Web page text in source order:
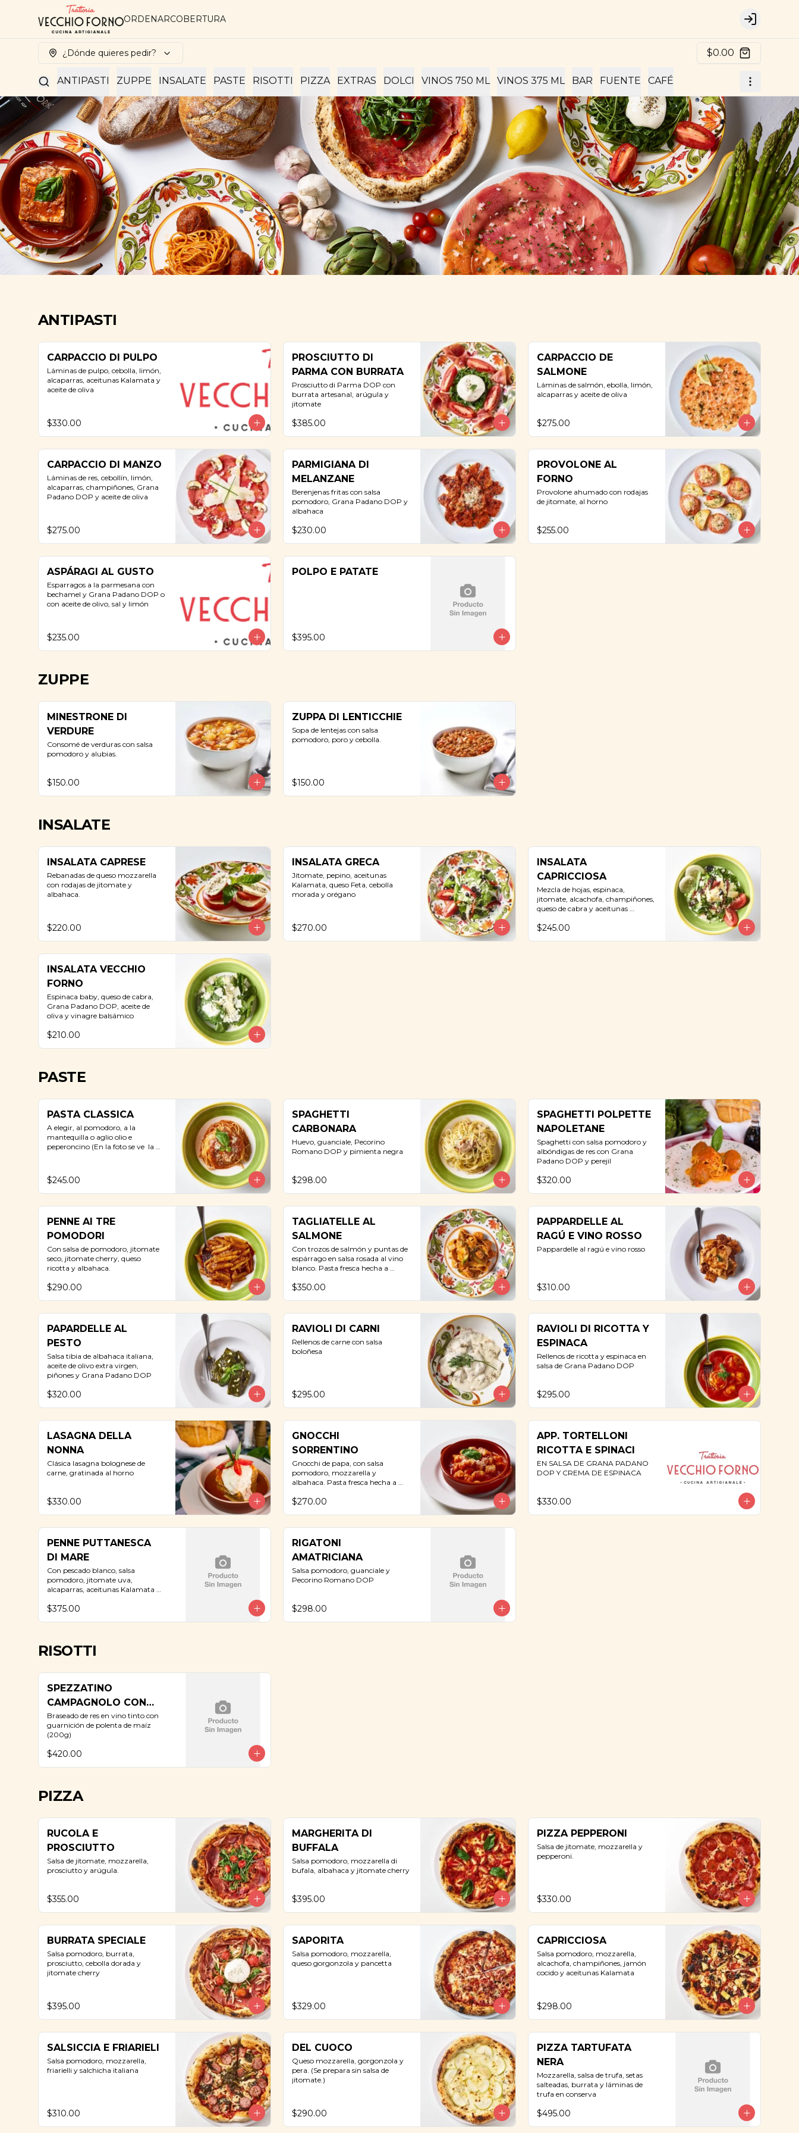
ORDENARCOBERTURA Login
¿Dónde quieres pedir? $0.00
ANTIPASTI ZUPPE INSALATE PASTE RISOTTI PIZZA EXTRAS DOLCI VINOS 750 ML VINOS 375 ML BAR FUENTE CAFÉ
ANTIPASTI
CARPACCIO DI PULPO
Láminas de pulpo, cebolla, limón,
alcaparras, aceitunas Kalamata y
aceite de oliva
$330.00
PROSCIUTTO DI
PARMA CON BURRATA
Prosciutto di Parma DOP con
burrata artesanal, arúgula y
jitomate
$385.00
CARPACCIO DE
SALMONE
Láminas de salmón, ebolla, limón,
alcaparras y aceite de oliva
$275.00
CARPACCIO DI MANZO
Láminas de res, cebollín, limón,
alcaparras, champiñones, Grana
Padano DOP y aceite de oliva
$275.00
PARMIGIANA DI
MELANZANE
Berenjenas fritas con salsa
pomodoro, Grana Padano DOP y
albahaca
$230.00
PROVOLONE AL
FORNO
Provolone ahumado con rodajas
de jitomate, al horno
$255.00
ASPÁRAGI AL GUSTO
Esparragos a la parmesana con
bechamel y Grana Padano DOP o
con aceite de olivo, sal y limón
$235.00
POLPO E PATATE
$395.00
ZUPPE
MINESTRONE DI
VERDURE
Consomé de verduras con salsa
pomodoro y alubias.
$150.00
ZUPPA DI LENTICCHIE
Sopa de lentejas con salsa
pomodoro, poro y cebolla.
$150.00
INSALATE
INSALATA CAPRESE
Rebanadas de queso mozzarella
con rodajas de jitomate y
albahaca.
$220.00
INSALATA GRECA
Jitomate, pepino, aceitunas
Kalamata, queso Feta, cebolla
morada y orégano
$270.00
INSALATA
CAPRICCIOSA
Mezcla de hojas, espinaca,
jitomate, alcachofa, champiñones,
queso de cabra y aceitunas
$245.00
INSALATA VECCHIO
FORNO
Espinaca baby, queso de cabra,
Grana Padano DOP, aceite de
oliva y vinagre balsámico
$210.00
PASTE
PASTA CLASSICA
A elegir, al pomodoro, a la
mantequilla o aglio olio e
peperoncino (En la foto se ve  la
$245.00
SPAGHETTI
CARBONARA
Huevo, guanciale, Pecorino
Romano DOP y pimienta negra
$298.00
SPAGHETTI POLPETTE
NAPOLETANE
Spaghetti con salsa pomodoro y
albóndigas de res con Grana
Padano DOP y perejil
$320.00
PENNE AI TRE
POMODORI
Con salsa de pomodoro, jitomate
seco, jitomate cherry, queso
ricotta y albahaca.
$290.00
TAGLIATELLE AL
SALMONE
Con trozos de salmón y puntas de
espárrago en salsa rosada al vino
blanco. Pasta fresca hecha a
$350.00
PAPPARDELLE AL
RAGÚ E VINO ROSSO
Pappardelle al ragú e vino rosso
$310.00
PAPARDELLE AL
PESTO
Salsa tibia de albahaca italiana,
aceite de olivo extra virgen,
piñones y Grana Padano DOP
$320.00
RAVIOLI DI CARNI
Rellenos de carne con salsa
boloñesa
$295.00
RAVIOLI DI RICOTTA Y
ESPINACA
Rellenos de ricotta y espinaca en
salsa de Grana Padano DOP
$295.00
LASAGNA DELLA
NONNA
Clásica lasagna bolognese de
carne, gratinada al horno
$330.00
GNOCCHI
SORRENTINO
Gnocchi de papa, con salsa
pomodoro, mozzarella y
albahaca. Pasta fresca hecha a
$270.00
APP. TORTELLONI
RICOTTA E SPINACI
EN SALSA DE GRANA PADANO
DOP Y CREMA DE ESPINACA
$330.00
PENNE PUTTANESCA
DI MARE
Con pescado blanco, salsa
pomodoro, jitomate uva,
alcaparras, aceitunas Kalamata y
$375.00
RIGATONI
AMATRICIANA
Salsa pomodoro, guanciale y
Pecorino Romano DOP
$298.00
RISOTTI
SPEZZATINO
CAMPAGNOLO CON
POLENTA
Braseado de res en vino tinto con
guarnición de polenta de maíz
(200g)
$420.00
PIZZA
RUCOLA E
PROSCIUTTO
Salsa de jitomate, mozzarella,
prosciutto y arúgula.
$355.00
MARGHERITA DI
BUFFALA
Salsa pomodoro, mozzarella di
bufala, albahaca y jitomate cherry
$395.00
PIZZA PEPPERONI
Salsa de jitomate, mozzarella y
pepperoni.
$330.00
BURRATA SPECIALE
Salsa pomodoro, burrata,
prosciutto, cebolla dorada y
jitomate cherry
$395.00
SAPORITA
Salsa pomodoro, mozzarella,
queso gorgonzola y pancetta
$329.00
CAPRICCIOSA
Salsa pomodoro, mozzarella,
alcachofa, champiñones, jamón
cocido y aceitunas Kalamata
$298.00
SALSICCIA E FRIARIELI
Salsa pomodoro, mozzarella,
friarielli y salchicha italiana
$310.00
DEL CUOCO
Queso mozzarella, gorgonzola y
pera. (Se prepara sin salsa de
jitomate.)
$290.00
PIZZA TARTUFATA
NERA
Mozzarella, salsa de trufa, setas
salteadas, burrata y láminas de
trufa en conserva
$495.00